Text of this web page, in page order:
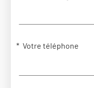
Votre téléphone